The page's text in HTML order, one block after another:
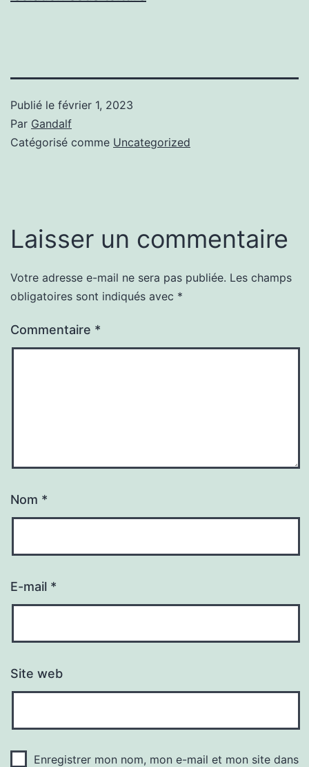
Publié le février 1, 2023
Par Gandalf
Catégorisé comme Uncategorized
Laisser un commentaire
Votre adresse e-mail ne sera pas publiée. Les champs
obligatoires sont indiqués avec *
Commentaire *
Nom *
E-mail *
Site web
Enregistrer mon nom, mon e-mail et mon site dans